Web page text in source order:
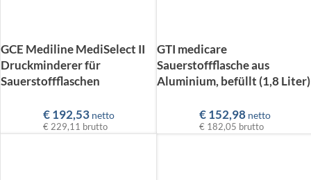
GCE Mediline MediSelect II
Druckminderer für
Sauerstoffflaschen
€192,53 netto
€ 229,11 brutto
GTI medicare
Sauerstoffflasche aus
Aluminium, befüllt (1,8 Liter)
€152,98 netto
€ 182,05 brutto